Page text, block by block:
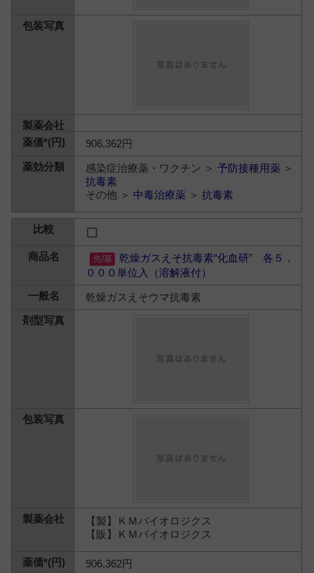
906,362円
感染症治療薬・ワクチン ＞予防接種用薬 ＞
抗毒素
その他 ＞ 中毒治療薬 ＞抗毒素
乾燥ガスえそ抗毒素“化血研” 各５，
０００単位入（溶解液付）
乾燥ガスえそウマ抗毒素
【製】ＫＭバイオロジクス
【販】ＫＭバイオロジクス
906,362円